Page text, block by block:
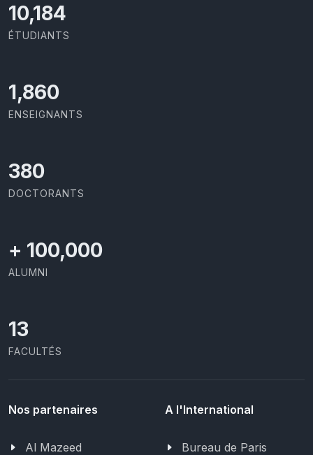
10,801
ÉTUDIANTS
1,973
ENSEIGNANTS
403
DOCTORANTS
+ 100,000
ALUMNI
13
FACULTÉS
Nos partenaires
Al Mazeed
A l'International
Bureau de Paris